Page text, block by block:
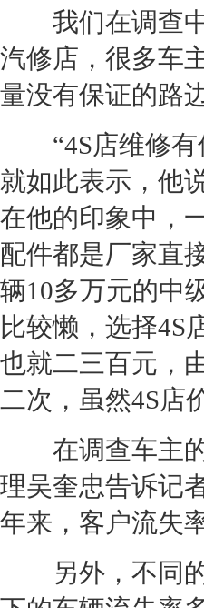
我们在调查
汽修店，很多车
量没有保证的路
“4S店维修有
就如此表示，他
在他的印象中，
配件都是厂家直
辆10多万元的中
比较懒，选择4S
也就二三百元，
二次，虽然4S店
在调查车主的
理吴奎忠告诉记
年来，客户流失
另外，不同的